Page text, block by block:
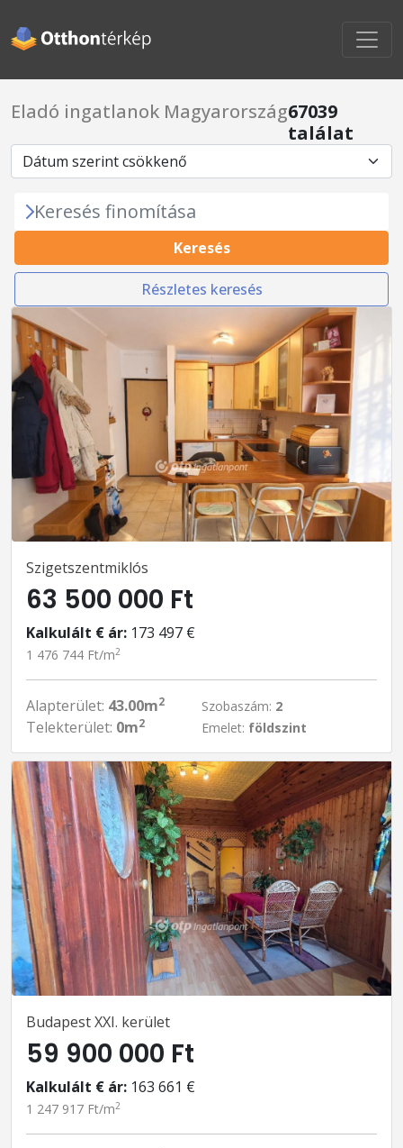
Eladó ingatlanok Magyarország67039
találat
Keresés finomítása
Keresés
Részletes keresés
Szigetszentmiklós
63 500 000 Ft
Kalkulált € ár: 173 497 €
1 476 744 Ft/m2
Alapterület: 43.00m2
Telekterület: 0m2
Szobaszám: 2
Emelet: földszint
Budapest XXI. kerület
59 900 000 Ft
Kalkulált € ár: 163 661 €
1 247 917 Ft/m2